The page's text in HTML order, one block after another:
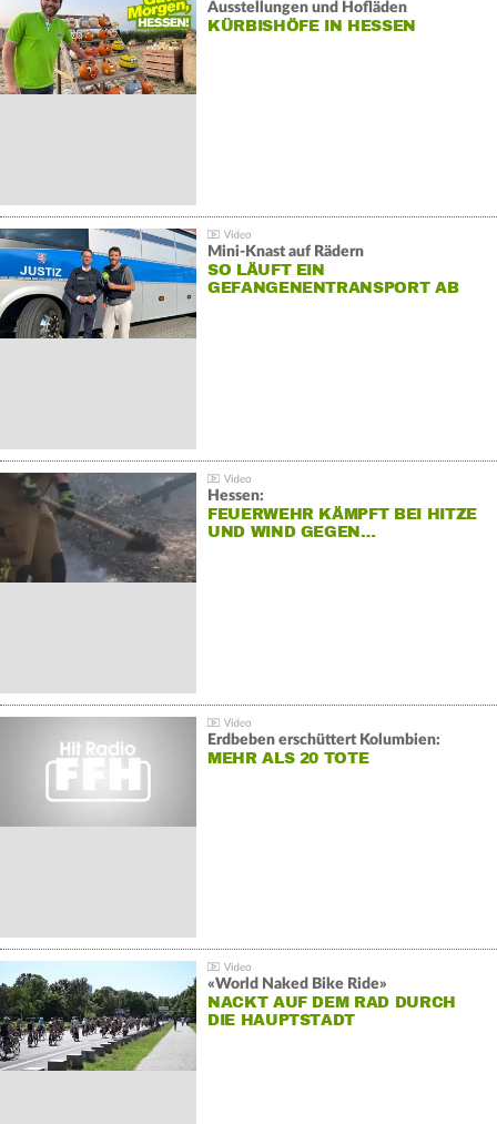
Ausstellungen und Hofläden
KÜRBISHÖFE IN HESSEN
Mini-Knast auf Rädern
SO LÄUFT EIN
GEFANGENENTRANSPORT AB
Hessen:
FEUERWEHR KÄMPFT BEI HITZE
UND WIND GEGEN…
Erdbeben erschüttert Kolumbien:
MEHR ALS 20 TOTE
«World Naked Bike Ride»
NACKT AUF DEM RAD DURCH
DIE HAUPTSTADT